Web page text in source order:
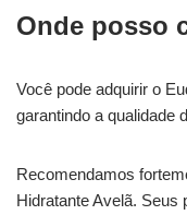
Onde posso
Você pode adquirir o
garantindo a qualidade
Recomendamos
Hidratante Avelã. Seus